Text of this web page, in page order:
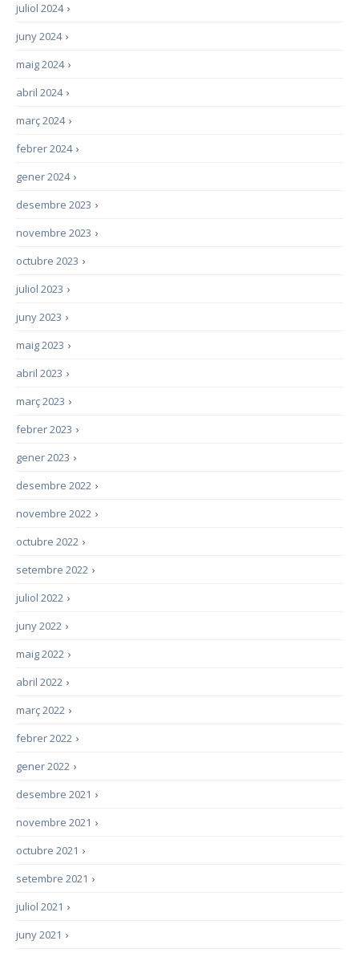
›
juliol 2024
›
juny 2024
›
maig 2024
›
abril 2024
›
març 2024
›
febrer 2024
›
gener 2024
›
desembre 2023
›
novembre 2023
›
octubre 2023
›
juliol 2023
›
juny 2023
›
maig 2023
›
abril 2023
›
març 2023
›
febrer 2023
›
gener 2023
›
desembre 2022
›
novembre 2022
›
octubre 2022
›
setembre 2022
›
juliol 2022
›
juny 2022
›
maig 2022
›
abril 2022
›
març 2022
›
febrer 2022
›
gener 2022
›
desembre 2021
›
novembre 2021
›
octubre 2021
›
setembre 2021
›
juliol 2021
›
juny 2021